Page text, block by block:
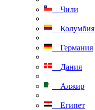
Чили
Колумбия
Германия
Дания
Алжир
Египет